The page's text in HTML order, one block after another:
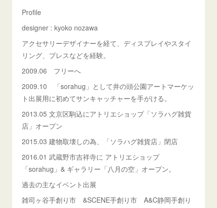
Profile
designer : kyoko nozawa
アクセサリーデザイナーを経て、ディスプレイやスタイ
リング、プレスなどを経験。
2009.06 フリーへ
2009.10 「sorahug」として井の頭公園アートマーケッ
ト出展用に初めてサンキャッチャーを手がける。
2013.05 文京区駒込にアトリエショップ「ソラハグ雑貨
店」オープン
2015.03 建物取壊しの為、「ソラハグ雑貨店」閉店
2016.01 武蔵野市吉祥寺に アトリエショップ
「sorahug」& ギャラリー「八月の空」オープン。
過去の主なイベント出展
雑司ヶ谷手創り市 &SCENE手創り市 A&C静岡手創り